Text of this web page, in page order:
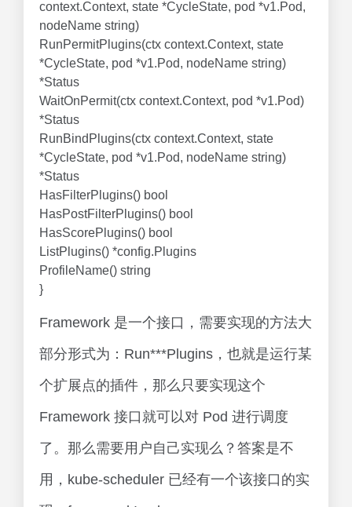
context.Context, state *CycleState, pod *v1.Pod,
nodeName string)
RunPermitPlugins(ctx context.Context, state
*CycleState, pod *v1.Pod, nodeName string)
*Status
WaitOnPermit(ctx context.Context, pod *v1.Pod)
*Status
RunBindPlugins(ctx context.Context, state
*CycleState, pod *v1.Pod, nodeName string)
*Status
HasFilterPlugins() bool
HasPostFilterPlugins() bool
HasScorePlugins() bool
ListPlugins() *config.Plugins
ProfileName() string
}
Framework 是一个接口，需要实现的方法大
部分形式为：Run***Plugins，也就是运行某
个扩展点的插件，那么只要实现这个
Framework 接口就可以对 Pod 进行调度
了。那么需要用户自己实现么？答案是不
用，kube-scheduler 已经有一个该接口的实